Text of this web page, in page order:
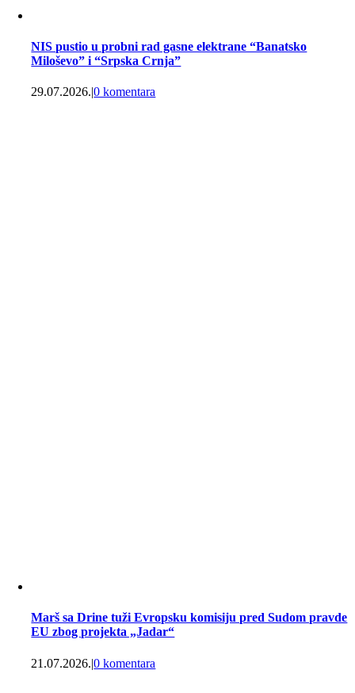
NIS pustio u probni rad gasne elektrane “Banatsko
Miloševo” i “Srpska Crnja”
29.07.2026.|0 komentara
Marš sa Drine tuži Evropsku komisiju pred Sudom pravde
EU zbog projekta „Jadar“
21.07.2026.|0 komentara